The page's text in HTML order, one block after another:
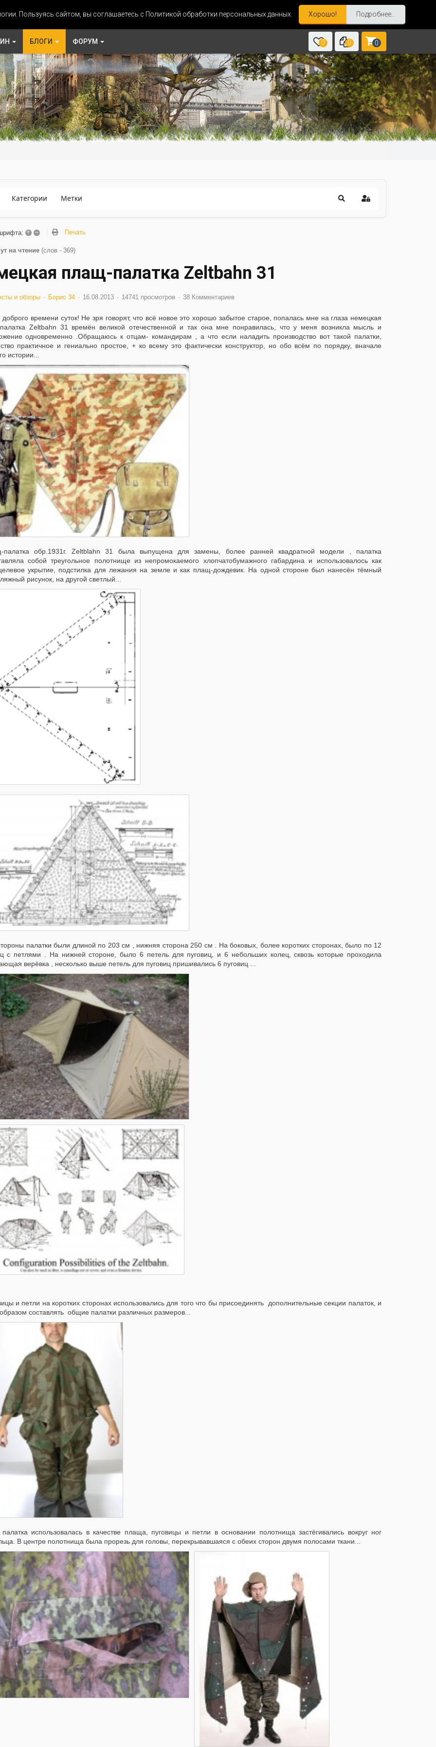
Пользуясь сайтом, вы соглашаетесь с Политикой обработки персональных данных. Хорошо! Подробнее...
БЛОГИ ФОРУМ 0 0 0
Категории Метки
+ – Печать
на чтение (слов - 369)
плащ-палатка Zeltbahn 31
и обзоры Борис 34 16.08.2013 14741 просмотров 38 Комментариев
времени суток! Не зря говорят, что всё новое это хорошо забытое старое, попалась мне на глаза немецкая
Zeltbahn 31 времён великой отечественной и так она мне понравилась, что у меня возникла мысль и
одновременно .Обращаюсь к отцам- командирам , а что если наладить производство вот такой палатки,
практичное и гениально простое, + ко всему это фактически конструктор, но обо всём по порядку, вначале
истории...
палатка обр.1931г. Zeltblahn 31 была выпущена для замены, более ранней квадратной модели , палатка
собой треугольное полотнище из непромокаемого хлопчатобумажного габардина и использовалось как
укрытие, подстилка для лежания на земле и как плащ-дождевик. На одной стороне был нанесён тёмный
рисунок, на другой светлый...
палатки были длиной по 203 см , нижняя сторона 250 см . На боковых, более коротких сторонах, было по 12
с петлями . На нижней стороне, было 6 петель для пуговиц, и 6 небольших колец, сквозь которые проходила
верёвка , несколько выше петель для пуговиц пришивались 6 пуговиц ...
и петли на коротких сторонах использовались для того что бы присоединять дополнительные секции палаток, и
составлять общие палатки различных размеров...
использовалась в качестве плаща, пуговицы и петли в основании полотнища застёгивались вокруг ног
В центре полотнища была прорезь для головы, перекрывавшаяся с обеих сторон двумя полосами ткани...